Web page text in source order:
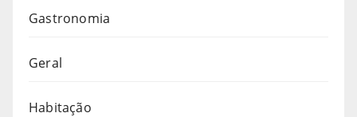
Gastronomia
Geral
Habitação